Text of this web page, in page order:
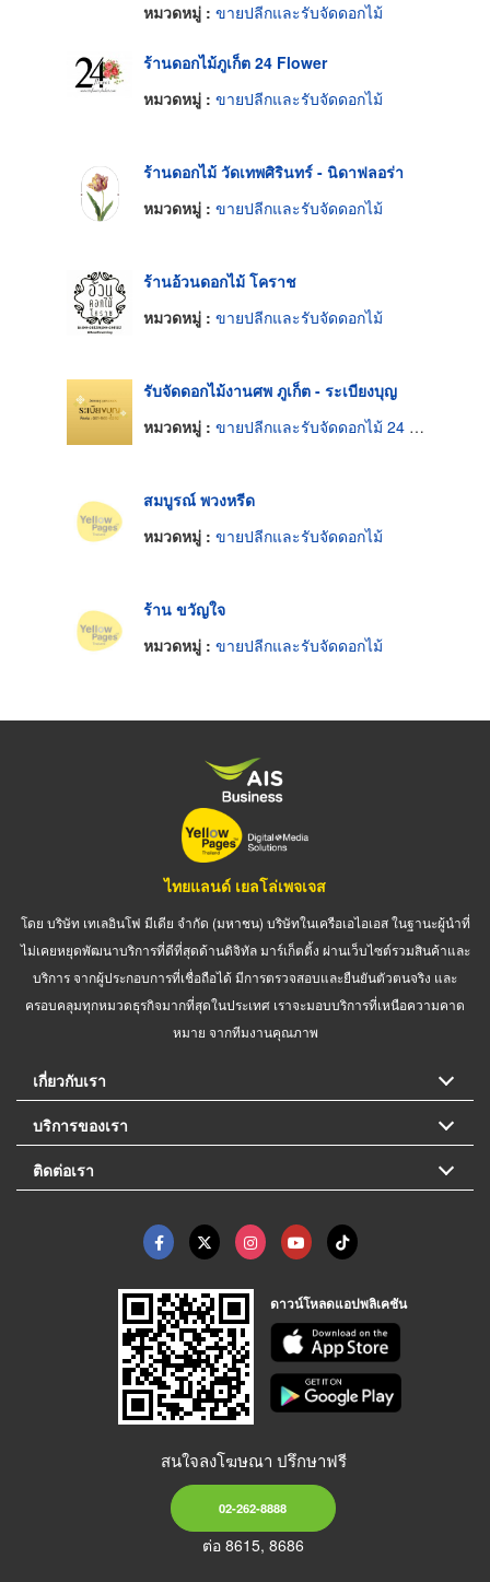
หมวดหมู่ : ขายปลีกและรับจัดดอกไม้
ร้านดอกไม้ภูเก็ต 24 Flower
หมวดหมู่ : ขายปลีกและรับจัดดอกไม้
ร้านดอกไม้ วัดเทพศิรินทร์ - นิดาฟลอร่า
หมวดหมู่ : ขายปลีกและรับจัดดอกไม้
ร้านอ้วนดอกไม้ โคราช
หมวดหมู่ : ขายปลีกและรับจัดดอกไม้
รับจัดดอกไม้งานศพ ภูเก็ต - ระเบียงบุญ
หมวดหมู่ : ขายปลีกและรับจัดดอกไม้ 24 ชม.
สมบูรณ์ พวงหรีด
หมวดหมู่ : ขายปลีกและรับจัดดอกไม้
ร้าน ขวัญใจ
หมวดหมู่ : ขายปลีกและรับจัดดอกไม้
ไทยแลนด์ เยลโล่เพจเจส
โดย บริษัท เทเลอินโฟ มีเดีย จำกัด (มหาชน) บริษัทในเครือเอไอเอส ในฐานะผู้นำที่
ไม่เคยหยุดพัฒนาบริการที่ดีที่สุดด้านดิจิทัล มาร์เก็ตติ้ง ผ่านเว็บไซต์รวมสินค้าและ
บริการ จากผู้ประกอบการที่เชื่อถือได้ มีการตรวจสอบและยืนยันตัวตนจริง และ
ครอบคลุมทุกหมวดธุรกิจมากที่สุดในประเทศ เราจะมอบบริการที่เหนือความคาด
หมาย จากทีมงานคุณภาพ
เกี่ยวกับเรา
บริการของเรา
ติดต่อเรา
ดาวน์โหลดแอปพลิเคชัน
สนใจลงโฆษณา ปรึกษาฟรี
02-262-8888
ต่อ 8615, 8686